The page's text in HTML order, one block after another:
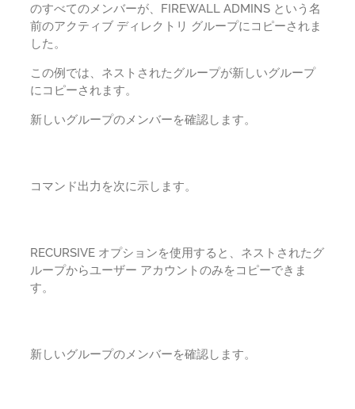
のすべてのメンバーが、FIREWALL ADMINS という名
前のアクティブ ディレクトリ グループにコピーされま
した。
この例では、ネストされたグループが新しいグループ
にコピーされます。
新しいグループのメンバーを確認します。
コマンド出力を次に示します。
RECURSIVE オプションを使用すると、ネストされたグ
ループからユーザー アカウントのみをコピーできま
す。
新しいグループのメンバーを確認します。